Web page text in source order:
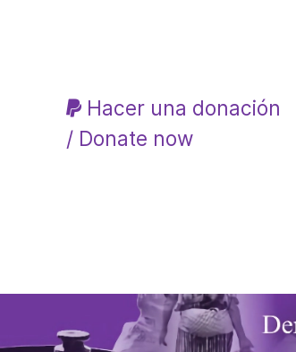
Hacer una donación
/ Donate now